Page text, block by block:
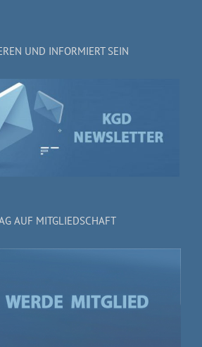
UND INFORMIERT SEIN
AUF MITGLIEDSCHAFT